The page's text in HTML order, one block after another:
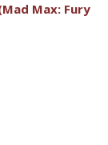
Max: Fury